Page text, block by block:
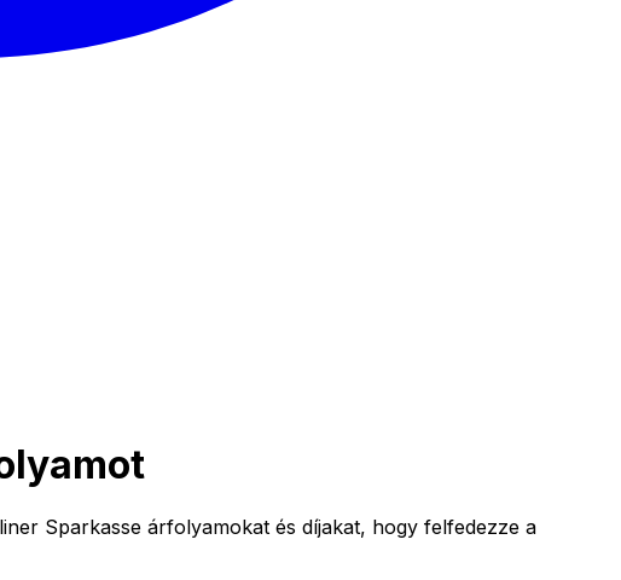
Sparkasse árfolyamokat és díjakat, hogy felfedezze a